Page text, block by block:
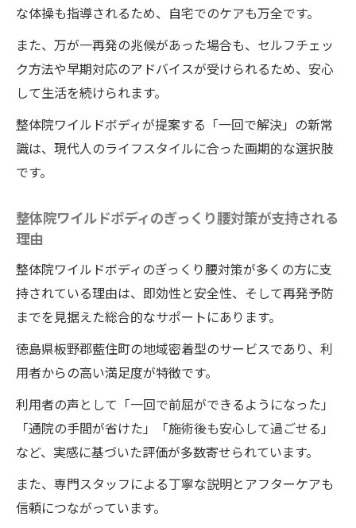
な体操も指導されるため、自宅でのケアも万全です。
また、万が一再発の兆候があった場合も、セルフチェッ
ク方法や早期対応のアドバイスが受けられるため、安心
して生活を続けられます。
整体院ワイルドボディが提案する「一回で解決」の新常
識は、現代人のライフスタイルに合った画期的な選択肢
です。
整体院ワイルドボディのぎっくり腰対策が支持される
理由
整体院ワイルドボディのぎっくり腰対策が多くの方に支
持されている理由は、即効性と安全性、そして再発予防
までを見据えた総合的なサポートにあります。
徳島県板野郡藍住町の地域密着型のサービスであり、利
用者からの高い満足度が特徴です。
利用者の声として「一回で前屈ができるようになった」
「通院の手間が省けた」「施術後も安心して過ごせる」
など、実感に基づいた評価が多数寄せられています。
また、専門スタッフによる丁寧な説明とアフターケアも
信頼につながっています。